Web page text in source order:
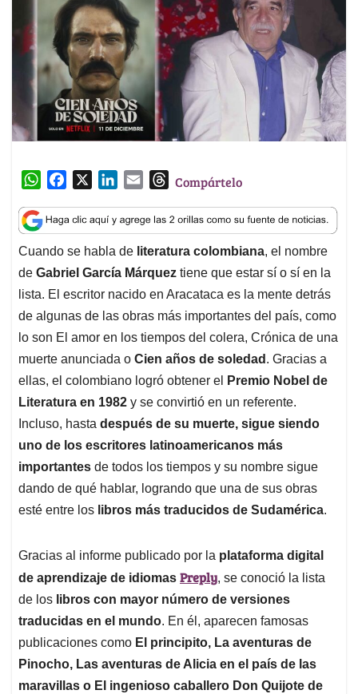
W
a
t
s
A
p
p
c
e
b
o
o
k
n
k
e
d
I
n
a
i
l
T
r
e
a
d
s
Compártelo
Cuando se habla de literatura colombiana, el nombre
de Gabriel García Márquez tiene que estar sí o sí en la
lista. El escritor nacido en Aracataca es la mente detrás
de algunas de las obras más importantes del país, como
lo son El amor en los tiempos del colera, Crónica de una
muerte anunciada o Cien años de soledad . Gracias a
ellas, el colombiano logró obtener el
Premio Nobel de
Literatura en 1982 y se convirtió en un referente.
Incluso, hasta después de su muerte, sigue siendo
uno de los escritores latinoamericanos más
importantes de todos los tiempos y su nombre sigue
dando de qué hablar, logrando que una de sus obras
esté entre los libros más traducidos de Sudamérica.
Gracias al informe publicado por la plataforma digital
de aprendizaje de idiomas Preply, se conoció la lista
de los libros con mayor número de versiones
traducidas en el mundo. En él, aparecen famosas
publicaciones como El principito, La aventuras de
Pinocho, Las aventuras de Alicia en el país de las
maravillas o El ingenioso caballero Don Quijote de